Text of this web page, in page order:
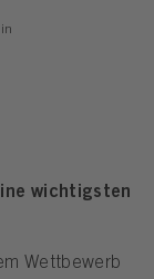
wichtigsten
Wettbewerb